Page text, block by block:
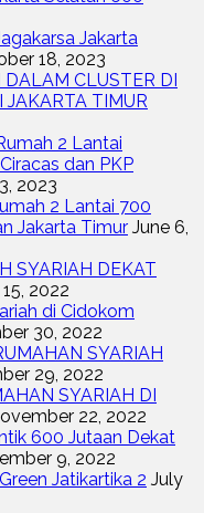
Jakarta
18, 2023
CLUSTER DI
JAKARTA TIMUR
2 Lantai
dan PKP
2023
2 Lantai 700
Jakarta Timur June 6,
SYARIAH DEKAT
2022
di Cidokom
30, 2022
SYARIAH
29, 2022
SYARIAH DI
22, 2022
600 Jutaan Dekat
9, 2022
Jatikartika 2 July